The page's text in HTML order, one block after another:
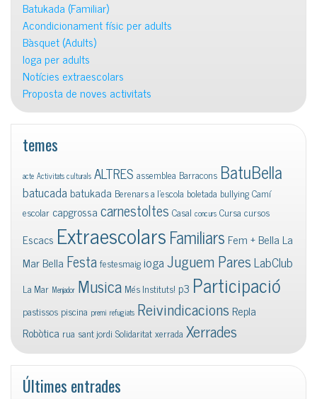
Batukada (Familiar)
Acondicionament físic per adults
Bàsquet (Adults)
Ioga per adults
Notícies extraescolars
Proposta de noves activitats
temes
acte Activitats culturals ALTRES assemblea Barracons BatuBella
batucadabatukada Berenars a l'escola boletada bullyingCamí
escolar capgrossacarnestoltes Casal concurs Cursa cursos
Escacs ExtraescolarsFamiliars Fem + Bella La
Mar Bella FestafestesmaigiogaJuguem ParesLabClub
La Mar Menjador Musica Més Instituts! p3 Participació
pastissos piscina premi refugiats Reivindicacions Repla
Robòtica rua sant jordi Solidaritatxerrada Xerrades
Últimes entrades